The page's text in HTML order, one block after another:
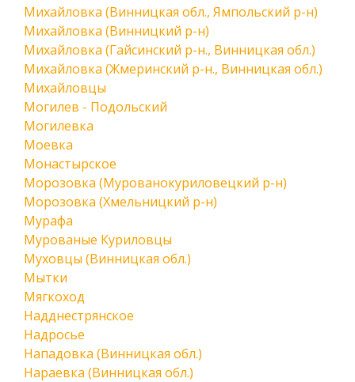
Михайловка (Винницкая обл., Ямпольский р-н)
Михайловка (Винницкий р-н)
Михайловка (Гайсинский р-н., Винницкая обл.)
Михайловка (Жмеринский р-н., Винницкая обл.)
Михайловцы
Могилев - Подольский
Могилевка
Моевка
Монастырское
Морозовка (Мурованокуриловецкий р-н)
Морозовка (Хмельницкий р-н)
Мурафа
Мурованые Куриловцы
Муховцы (Винницкая обл.)
Мытки
Мягкоход
Надднестрянское
Надросье
Нападовка (Винницкая обл.)
Нараевка (Винницкая обл.)